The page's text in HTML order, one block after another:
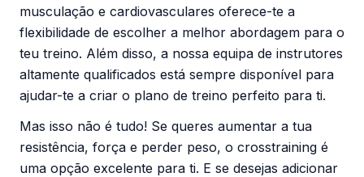
musculação e cardiovasculares oferece-te a
flexibilidade de escolher a melhor abordagem para o
teu treino. Além disso, a nossa equipa de instrutores
altamente qualificados está sempre disponível para
ajudar-te a criar o plano de treino perfeito para ti.
Mas isso não é tudo! Se queres aumentar a tua
resistência, força e perder peso, o crosstraining é
uma opção excelente para ti. E se desejas adicionar